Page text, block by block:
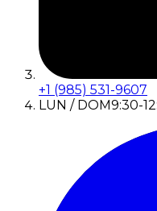
+1 (985) 531-9607
LUN / DOM9:30-